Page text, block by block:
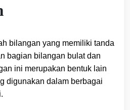
bilangan yang memiliki tanda
bagian bilangan bulat dan
ini merupakan bentuk lain
digunakan dalam berbagai